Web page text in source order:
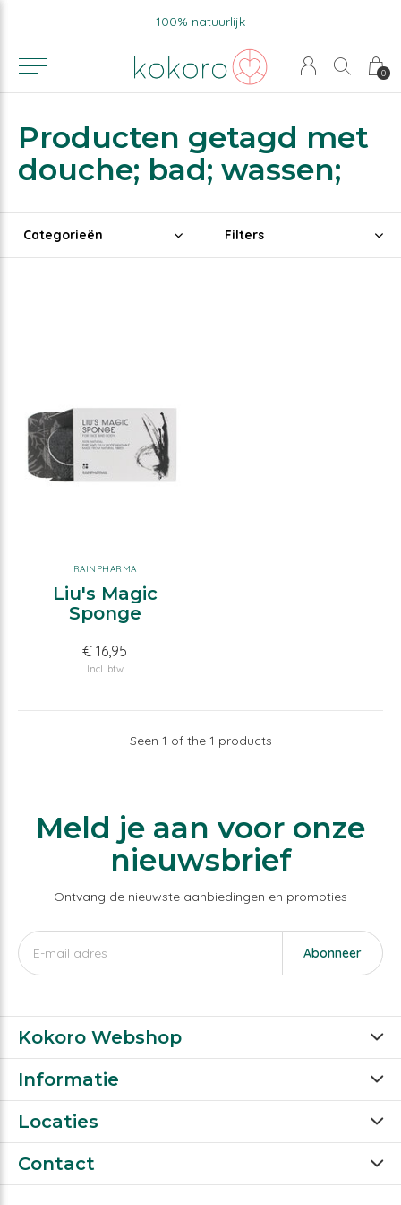
0
100% natuurlijk
Producten getagd met
douche; bad; wassen;
Categorieën Filters
RAINPHARMA
Liu's Magic
Sponge
€ 16,95
Incl. btw
Seen 1 of the 1 products
Meld je aan voor onze
nieuwsbrief
Ontvang de nieuwste aanbiedingen en promoties
Abonneer
Kokoro Webshop
Informatie
Locaties
Contact